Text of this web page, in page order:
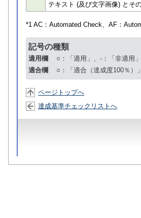
テキスト (及び文字画像) とそ
*1 AC： Automated Check、AF：
記号の種類
適用欄
○：「適用」、-：「非適用」
適合欄
○：「適合（達成度100％）
ページトップへ
達成基準チェックリストへ